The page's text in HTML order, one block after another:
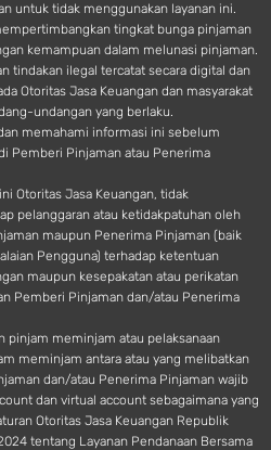
untuk tidak menggunakan layanan ini.
tingkat bunga pinjaman
kemampuan dalam melunasi pinjaman.
tindakan ilegal tercatat secara digital dan
Otoritas Jasa Keuangan dan masyarakat
undangan yang berlaku.
memahami informasi ini sebelum
Pemberi Pinjaman atau Penerima
Otoritas Jasa Keuangan, tidak
pelanggaran atau ketidakpatuhan oleh
maupun Penerima Pinjaman (baik
Pengguna) terhadap ketentuan
maupun kesepakatan atau perikatan
Pemberi Pinjaman dan/atau Penerima
pinjam meminjam atau pelaksanaan
meminjam antara atau yang melibatkan
dan/atau Penerima Pinjaman wajib
dan virtual account sebagaimana yang
Otoritas Jasa Keuangan Republik
tentang Layanan Pendanaan Bersama